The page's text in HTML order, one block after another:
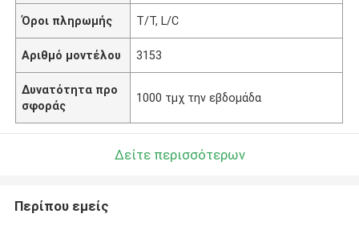
Όροι πληρωμής T/T, L/C
Αριθμό μοντέλου 3153
Δυνατότητα προ
σφοράς
1000 τμχ την εβδομάδα
Δείτε περισσότερων
Περίπου εμείς